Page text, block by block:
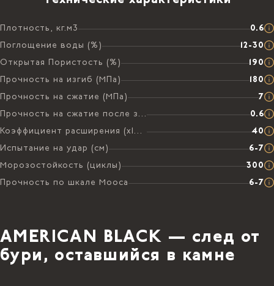
Плотность, кг.м3
0.6
Поглощение воды (%)
12-30
Открытая Пористость (%)
190
Прочность на изгиб (МПа)
180
Прочность на сжатие (МПа)
7
Прочность на сжатие после замораживания (МПа)
0.6
Коэффициент расширения (х106 на °C)
40
Испытание на удар (см)
6-7
Морозостойкость (циклы)
300
Прочность по шкале Мооса
6-7
AMERICAN BLACK — след от
бури, оставшийся в камне